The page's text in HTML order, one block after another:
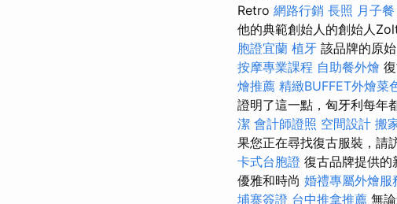
Retro 網路行銷 長照 月子餐
他的典範創始人的創始人
胞證宜蘭 植牙 該品牌的原
按摩專業課程 自助餐外燴
燴推薦 精緻BUFFET外燴菜
證明了這一點，匈牙利每年
潔 會計師證照 空間設計 搬
果您正在尋找復古服裝，請
卡式台胞證 復古品牌提供的
優雅和時尚 婚禮專屬外燴服
埔寨簽證 台中推拿推薦 無